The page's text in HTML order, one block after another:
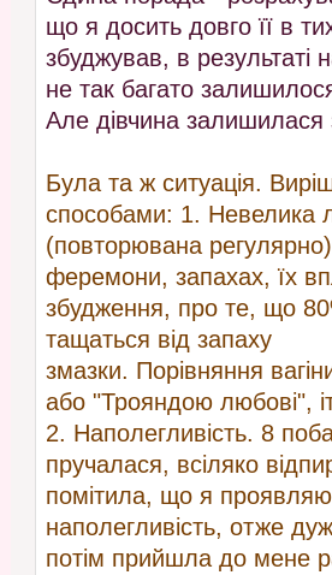
що я досить довго її в
збуджував, в результаті
не так багато
Але дівчина залишилася
Була та ж ситуація.
способами: 1. Невелика
(повторювана
феремони, запахах, їх
збудження, про те, що
тащаться від запаху
змазки. Порівняння
або "Трояндою любові",
2. Наполегливість. 8
пручалася, всіляко
помітила, що я проявляю
наполегливість, отже
потім прийшла до мене